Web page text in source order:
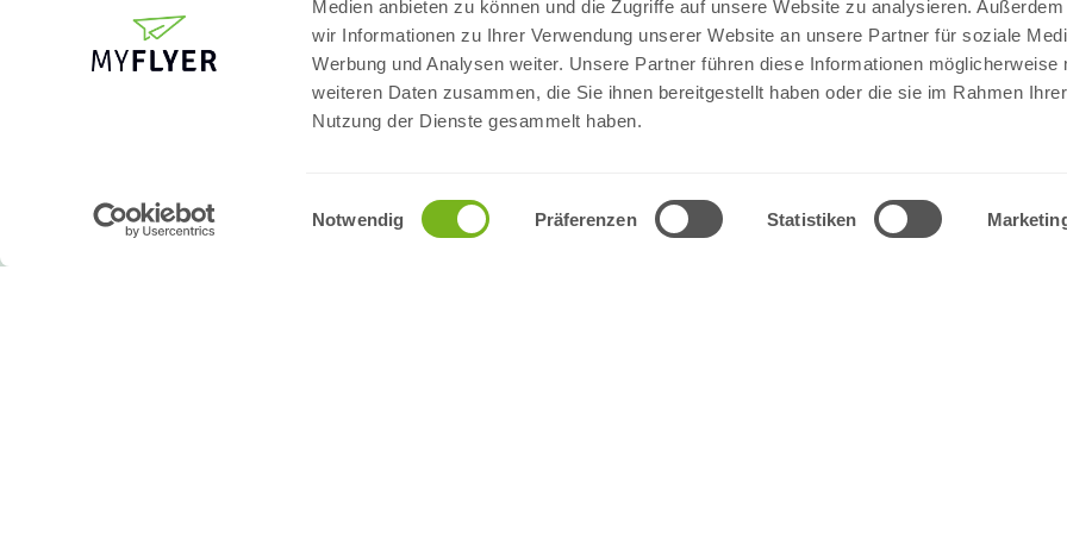
Medien anbieten zu können und die Zugriffe auf unsere Website zu analysieren. Außerdem
wir Informationen zu Ihrer Verwendung unserer Website an unsere Partner für soziale
Werbung und Analysen weiter. Unsere Partner führen diese Informationen möglicherweise
weiteren Daten zusammen, die Sie ihnen bereitgestellt haben oder die sie im Rahmen Ihrer
Nutzung der Dienste gesammelt haben.
Einwilligungsauswahl
Notwendig Präferenzen Statistiken
SERVICE
Mappenfüllhöhe
Printrechner
INFORMATIONEN
Impressum
Allgemeine Geschäftsbedingungen
Newsletter
PPWR-Konformität
BEZAHLUNG